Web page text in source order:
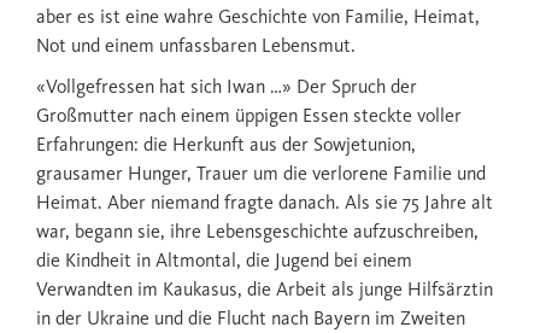
aber es ist eine wahre Geschichte von Familie, Heimat,
Not und einem unfassbaren Lebensmut.
«Vollgefressen hat sich Iwan …» Der Spruch der
Großmutter nach einem üppigen Essen steckte voller
Erfahrungen: die Herkunft aus der Sowjetunion,
grausamer Hunger, Trauer um die verlorene Familie und
Heimat. Aber niemand fragte danach. Als sie 75 Jahre alt
war, begann sie, ihre Lebensgeschichte aufzuschreiben,
die Kindheit in Altmontal, die Jugend bei einem
Verwandten im Kaukasus, die Arbeit als junge Hilfsärztin
in der Ukraine und die Flucht nach Bayern im Zweiten